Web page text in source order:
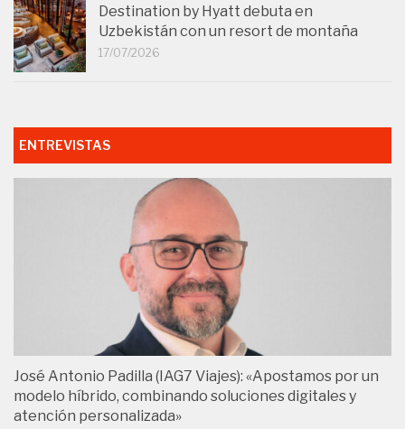
Destination by Hyatt debuta en
Uzbekistán con un resort de montaña
17/07/2026
ENTREVISTAS
José Antonio Padilla (IAG7 Viajes): «Apostamos por un
modelo híbrido, combinando soluciones digitales y
atención personalizada»